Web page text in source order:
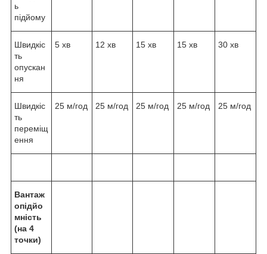
ь
підйому
Швидкіс
ть
опускан
ня
5 хв 12 хв 15 хв 15 хв 30 хв
Швидкіс
ть
переміщ
ення
25 м/год 25 м/год 25 м/год 25 м/год 25 м/год
Вантаж
опідйо
мність
(на 4
точки)